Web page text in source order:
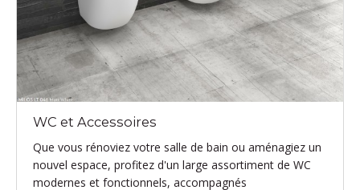
WC et Accessoires
Que vous rénoviez votre salle de bain ou aménagiez un
nouvel espace, profitez d'un large assortiment de WC
modernes et fonctionnels, accompagnés